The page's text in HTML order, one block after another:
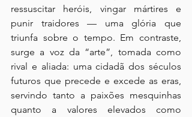
ressuscitar heróis, vingar mártires e
punir traidores — uma glória que
triunfa sobre o tempo. Em contraste,
surge a voz da “arte”, tomada como
rival e aliada: uma cidadã dos séculos
futuros que precede e excede as eras,
servindo tanto a paixões mesquinhas
quanto a valores elevados como